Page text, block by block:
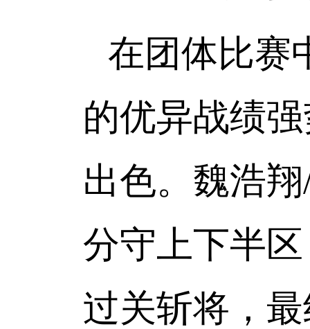
在团体比赛
的优异战绩
出色。魏浩
分守上下半
过关斩将，